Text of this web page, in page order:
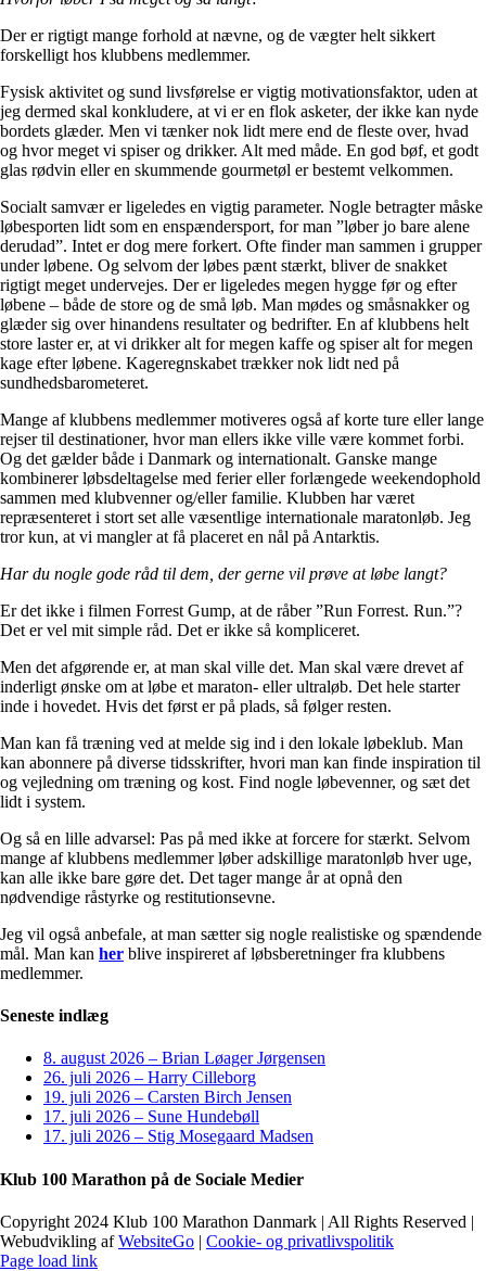
Der er rigtigt mange forhold at nævne, og de vægter helt sikkert
forskelligt hos klubbens medlemmer.
Fysisk aktivitet og sund livsførelse er vigtig motivationsfaktor, uden at
jeg dermed skal konkludere, at vi er en flok asketer, der ikke kan nyde
bordets glæder. Men vi tænker nok lidt mere end de fleste over, hvad
og hvor meget vi spiser og drikker. Alt med måde. En god bøf, et godt
glas rødvin eller en skummende gourmetøl er bestemt velkommen.
Socialt samvær er ligeledes en vigtig parameter. Nogle betragter måske
løbesporten lidt som en enspændersport, for man ”løber jo bare alene
derudad”. Intet er dog mere forkert. Ofte finder man sammen i grupper
under løbene. Og selvom der løbes pænt stærkt, bliver de snakket
rigtigt meget undervejes. Der er ligeledes megen hygge før og efter
løbene – både de store og de små løb. Man mødes og småsnakker og
glæder sig over hinandens resultater og bedrifter. En af klubbens helt
store laster er, at vi drikker alt for megen kaffe og spiser alt for megen
kage efter løbene. Kageregnskabet trækker nok lidt ned på
sundhedsbarometeret.
Mange af klubbens medlemmer motiveres også af korte ture eller lange
rejser til destinationer, hvor man ellers ikke ville være kommet forbi.
Og det gælder både i Danmark og internationalt. Ganske mange
kombinerer løbsdeltagelse med ferier eller forlængede weekendophold
sammen med klubvenner og/eller familie. Klubben har været
repræsenteret i stort set alle væsentlige internationale maratonløb. Jeg
tror kun, at vi mangler at få placeret en nål på Antarktis.
Har du nogle gode råd til dem, der gerne vil prøve at løbe langt?
Er det ikke i filmen Forrest Gump, at de råber ”Run Forrest. Run.”?
Det er vel mit simple råd. Det er ikke så kompliceret.
Men det afgørende er, at man skal ville det. Man skal være drevet af
inderligt ønske om at løbe et maraton- eller ultraløb. Det hele starter
inde i hovedet. Hvis det først er på plads, så følger resten.
Man kan få træning ved at melde sig ind i den lokale løbeklub. Man
kan abonnere på diverse tidsskrifter, hvori man kan finde inspiration til
og vejledning om træning og kost. Find nogle løbevenner, og sæt det
lidt i system.
Og så en lille advarsel: Pas på med ikke at forcere for stærkt. Selvom
mange af klubbens medlemmer løber adskillige maratonløb hver uge,
kan alle ikke bare gøre det. Det tager mange år at opnå den
nødvendige råstyrke og restitutionsevne.
Jeg vil også anbefale, at man sætter sig nogle realistiske og spændende
mål. Man kan her blive inspireret af løbsberetninger fra klubbens
medlemmer.
Seneste indlæg
8. august 2026 – Brian Løager Jørgensen
26. juli 2026 – Harry Cilleborg
19. juli 2026 – Carsten Birch Jensen
17. juli 2026 – Sune Hundebøll
17. juli 2026 – Stig Mosegaard Madsen
Klub 100 Marathon på de Sociale Medier
Copyright 2024 Klub 100 Marathon Danmark | All Rights Reserved |
Webudvikling afWebsiteGo | Cookie- og privatlivspolitik
Page load link